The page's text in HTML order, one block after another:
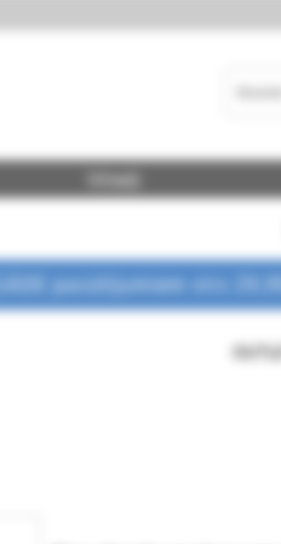
Vīrieši
pasūtījumiem virs